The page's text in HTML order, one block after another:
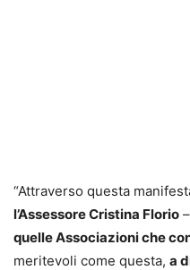
“Attraverso questa
l’Assessore Cristina Florio –
quelle Associazioni che
meritevoli come questa, a